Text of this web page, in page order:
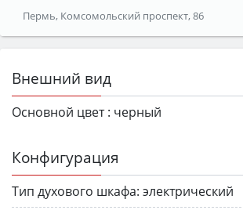
Пермь, Комсомольский проспект, 86
Внешний вид
Основной цвет : черный
Конфигурация
Тип духового шкафа: электрический